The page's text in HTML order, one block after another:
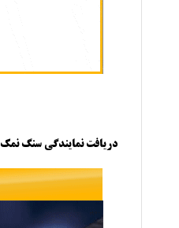
دریافت نمایندگی سنگ نمک